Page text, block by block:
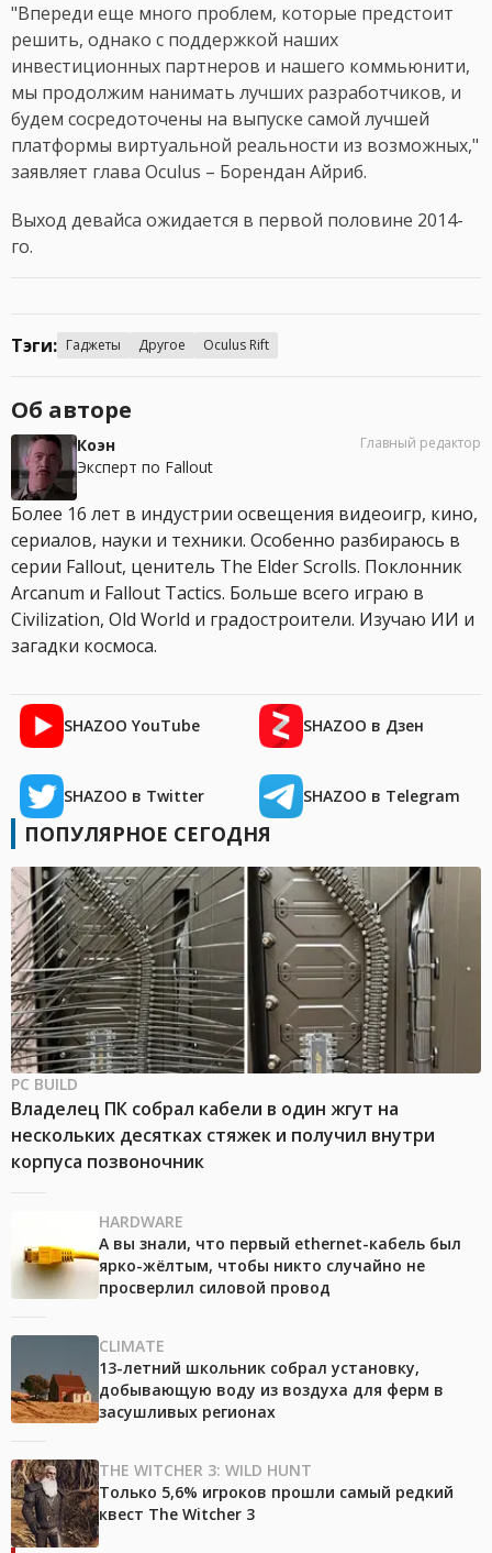
"Впереди еще много проблем, которые предстоит
решить, однако с поддержкой наших
инвестиционных партнеров и нашего коммьюнити,
мы продолжим нанимать лучших разработчиков, и
будем сосредоточены на выпуске самой лучшей
платформы виртуальной реальности из возможных,"
заявляет глава Oculus – Борендан Айриб.
Выход девайса ожидается в первой половине 2014-
го.
Тэги: Гаджеты Другое Oculus Rift
Об авторе
Коэн
Эксперт по Fallout
Главный редактор
Более 16 лет в индустрии освещения видеоигр, кино,
сериалов, науки и техники. Особенно разбираюсь в
серии Fallout, ценитель The Elder Scrolls. Поклонник
Arcanum и Fallout Tactics. Больше всего играю в
Civilization, Old World и градостроители. Изучаю ИИ и
загадки космоса.
SHAZOO YouTube SHAZOO в Дзен
SHAZOO в Twitter SHAZOO в Telegram
ПОПУЛЯРНОЕ СЕГОДНЯ
PC BUILD
Владелец ПК собрал кабели в один жгут на
нескольких десятках стяжек и получил внутри
корпуса позвоночник
HARDWARE
А вы знали, что первый ethernet-кабель был
ярко-жёлтым, чтобы никто случайно не
просверлил силовой провод
CLIMATE
13-летний школьник собрал установку,
добывающую воду из воздуха для ферм в
засушливых регионах
THE WITCHER 3: WILD HUNT
Только 5,6% игроков прошли самый редкий
квест The Witcher 3